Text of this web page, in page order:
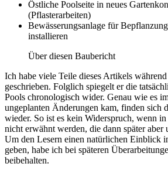
Östliche Poolseite in neues
(Pflasterarbeiten)
Bewässerungsanlage für
installieren
Über diesen Baubericht
Ich habe viele Teile dieses Artikels
geschrieben. Folglich spiegelt er die
Pools chronologisch wider. Genau wie es
ungeplanten Änderungen kam, finden sich
wieder. So ist es kein Widerspruch, wenn
nicht erwähnt werden, die dann später aber
Um den Lesern einen natürlichen Einblick
geben, habe ich bei späteren
beibehalten.